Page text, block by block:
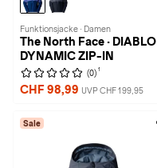
Funktionsjacke · Damen
The North Face · DIABLO
DYNAMIC ZIP-IN
(0) 1
CHF 98,99 UVP CHF 199,95
Sale